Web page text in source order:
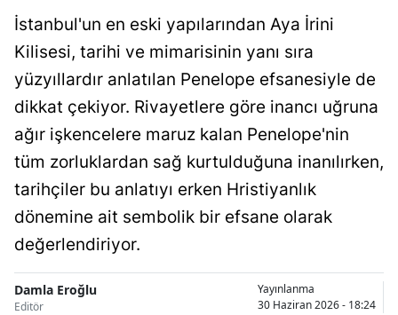
Antalya
Aydın
Balıkesir
Bilecik
Bingöl
Bolu
İstanbul'un en eski yapılarından Aya İrini
Kilisesi, tarihi ve mimarisinin yanı sıra
yüzyıllardır anlatılan Penelope efsanesiyle de
dikkat çekiyor. Rivayetlere göre inancı uğruna
ağır işkencelere maruz kalan Penelope'nin
tüm zorluklardan sağ kurtulduğuna inanılırken,
tarihçiler bu anlatıyı erken Hristiyanlık
dönemine ait sembolik bir efsane olarak
değerlendiriyor.
Damla Eroğlu
Editör
Yayınlanma
30 Haziran 2026 - 18:24